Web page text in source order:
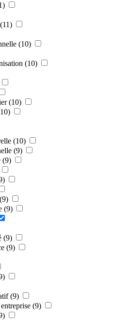
(11)
(10)
(10)
(10)
(10)
(9)
(9)
(9)
(9)
(9)
(9)
(9)
(9)